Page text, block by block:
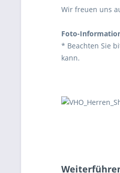
Wir freuen uns
Foto-
* Beachten Sie
kann.